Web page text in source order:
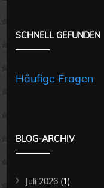
SCHNELL GEFUNDEN
Häufige Fragen
BLOG-ARCHIV
Juli 2026 (1)